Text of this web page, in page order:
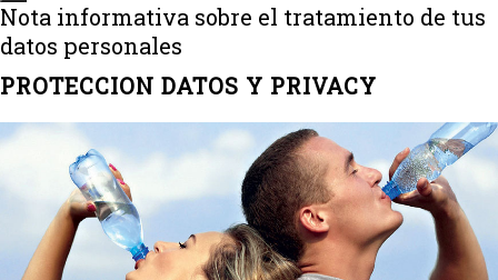
Nota informativa sobre el tratamiento de tus
datos personales
PROTECCION DATOS Y PRIVACY